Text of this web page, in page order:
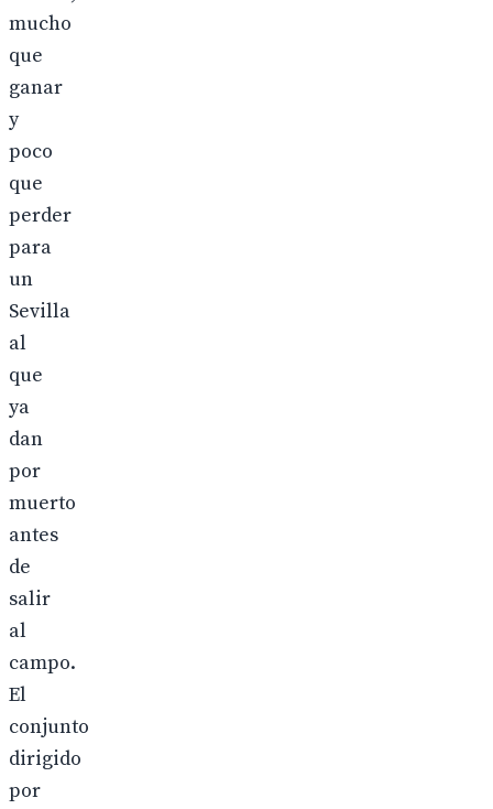
mucho
que
ganar
y
poco
que
perder
para
un
Sevilla
al
que
ya
dan
por
muerto
antes
de
salir
al
campo.
El
conjunto
dirigido
por